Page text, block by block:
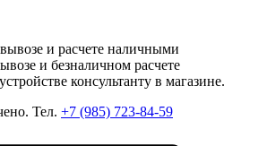
и расчете наличными
и безналичном расчете
консультанту в магазине.
Тел. +7 (985) 723-84-59